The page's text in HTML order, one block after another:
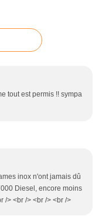
tout est permis !! sympa
inox n'ont jamais dû
Diesel, encore moins
/> <br /> <br /> <br />